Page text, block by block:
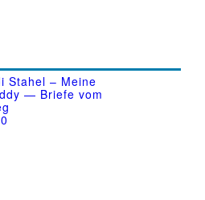
Stahel – Meine
— Briefe vom